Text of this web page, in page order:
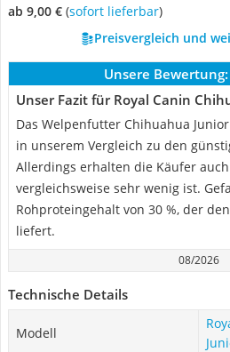
ab 9,00 € ( Sofort lieferbar)
Preisvergleich und
Unsere Bewertung:
Unser Fazit für Royal Canin
Das Welpenfutter Chihuahua
in unserem Vergleich zu den
Allerdings erhalten die Käufer
vergleichsweise sehr wenig ist.
Rohproteingehalt von 30 %, der
liefert.
08/2026
Technische Details
Modell